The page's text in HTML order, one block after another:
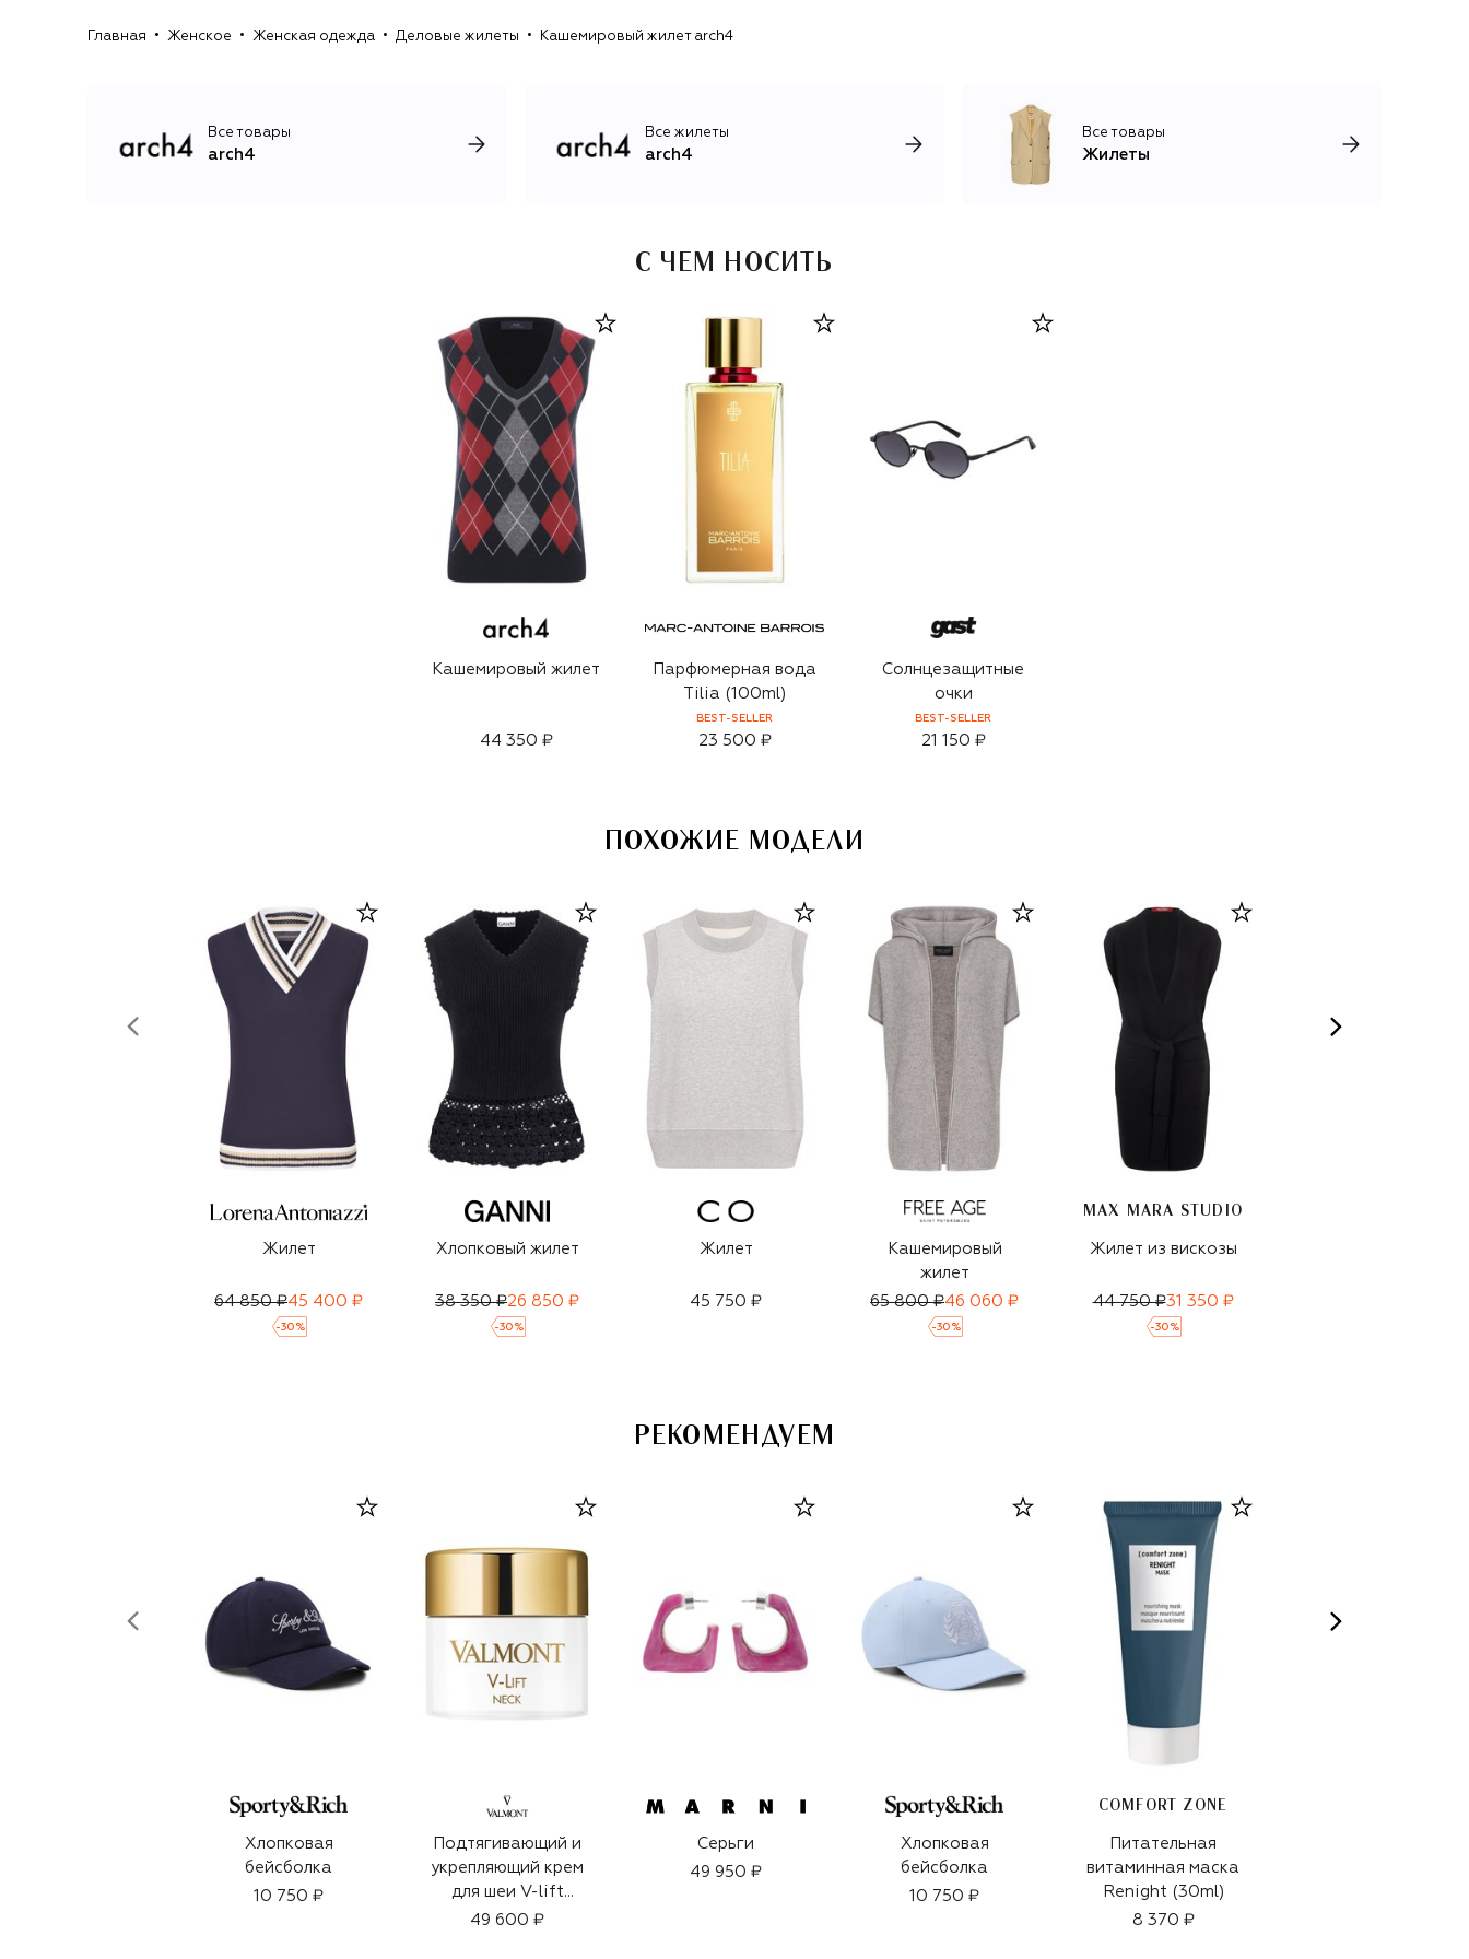
вязки.
Главная Женское Женская одежда Деловые жилеты Кашемировый жилет arch4
Все товары
arch4
Все жилеты
arch4
Все товары
Жилеты
С ЧЕМ НОСИТЬ
Кашемировый жилет
44 350 ₽
Парфюмерная вода
Tilia (100ml)
BEST-SELLER
23 500 ₽
Солнцезащитные
очки
BEST-SELLER
21 150 ₽
ПОХОЖИЕ МОДЕЛИ
Жилет
64 850 ₽45 400 ₽
-30 %
Хлопковый жилет
38 350 ₽26 850 ₽
-30 %
Жилет
45 750 ₽
Кашемировый
жилет
65 800 ₽46 060 ₽
-30 %
MAX MARA STUDIO
Жилет из вискозы
44 750 ₽31 350 ₽
-30 %
РЕКОМЕНДУЕМ
Хлопковая
бейсболка
10 750 ₽
Подтягивающий и
укрепляющий крем
для шеи V-lift
(50ml)
49 600 ₽
Серьги
49 950 ₽
Хлопковая
бейсболка
10 750 ₽
COMFORT ZONE
Питательная
витаминная маска
Renight (30ml)
8 370 ₽